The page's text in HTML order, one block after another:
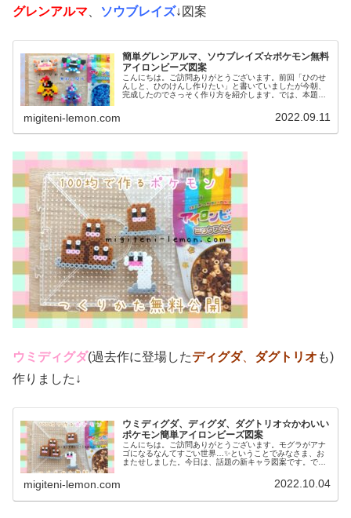
グレンアルマ ソウブレイズ↓図案
簡単グレンアルマ、ソウブレイズ☆ポケモン無料
アイロンビーズ図案
こんにちは。ご訪問ありがとうございます。前回「ひのせ
んしと、ひのけんし作りたい」と書いていましたが今朝、
完成したのでさっそく作り方を紹介します。では、本題へ↓
migiteni-lemon.com 2022.09.11
ウミディグダ(過去作に登場したディグダ、 ダグトリオ も)
作りました↓
ウミディグダ、ディグダ、ダグトリオ☆かわいい
ポケモン簡単アイロンビーズ図案
こんにちは。ご訪問ありがとうございます。モグラがアナ
ゴになるなんてすごい世界…✨ということでみなさま、お
またせしました。今日は、話題の新キャラ図案です。で
migiteni-lemon.com 2022.10.04